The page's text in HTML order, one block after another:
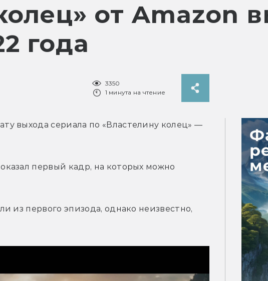
от Amazon
года
3350
1 минута на чтение
выхода сериала по «Властелину колец» —
первый кадр, на которых можно
из первого эпизода, однако неизвестно,